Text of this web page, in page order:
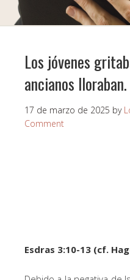
Los jóvenes
ancianos lloraban.
17 de marzo de 2025 by
Comment
Esdras 3:10-13 (cf.